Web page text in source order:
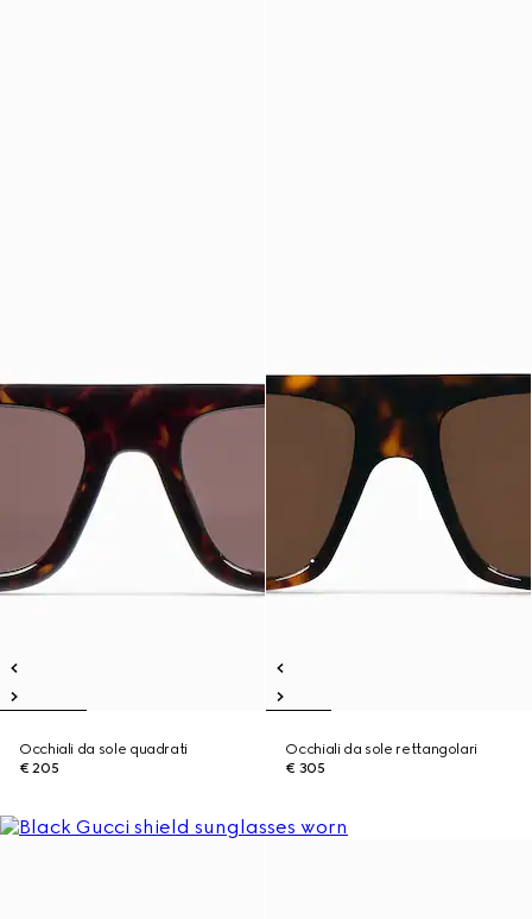
Occhiali da sole quadrati
€ 205
Occhiali da sole rettangolari
€ 305